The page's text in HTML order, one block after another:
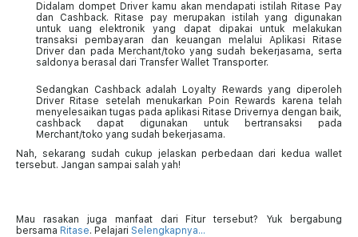
Didalam dompet Driver kamu akan mendapati istilah Ritase Pay
dan Cashback. Ritase pay merupakan istilah yang digunakan
untuk uang elektronik yang dapat dipakai untuk melakukan
transaksi pembayaran dan keuangan melalui Aplikasi Ritase
Driver dan pada Merchant/toko yang sudah bekerjasama, serta
saldonya berasal dari Transfer Wallet Transporter.
Sedangkan Cashback adalah Loyalty Rewards yang diperoleh
Driver Ritase setelah menukarkan Poin Rewards karena telah
menyelesaikan tugas pada aplikasi Ritase Drivernya dengan baik,
cashback dapat digunakan untuk bertransaksi pada
Merchant/toko yang sudah bekerjasama.
Nah, sekarang sudah cukup jelaskan perbedaan dari kedua wallet
tersebut. Jangan sampai salah yah!
Mau rasakan juga manfaat dari Fitur tersebut? Yuk bergabung
bersama Ritase. Pelajari Selengkapnya…